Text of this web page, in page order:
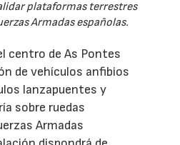
plataformas terrestres
Armadas españolas.
centro de As Pontes
de vehículos anfibios
lanzapuentes y
sobre ruedas
Armadas